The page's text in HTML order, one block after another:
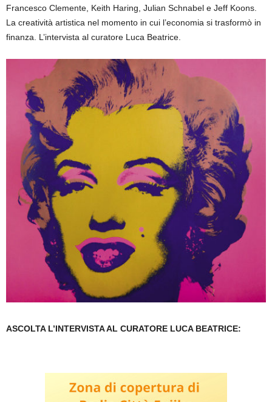
Francesco Clemente, Keith Haring, Julian Schnabel e Jeff Koons.
La creatività artistica nel momento in cui l’economia si trasformò in
finanza. L’intervista al curatore Luca Beatrice.
ASCOLTA L’INTERVISTA AL CURATORE LUCA BEATRICE: